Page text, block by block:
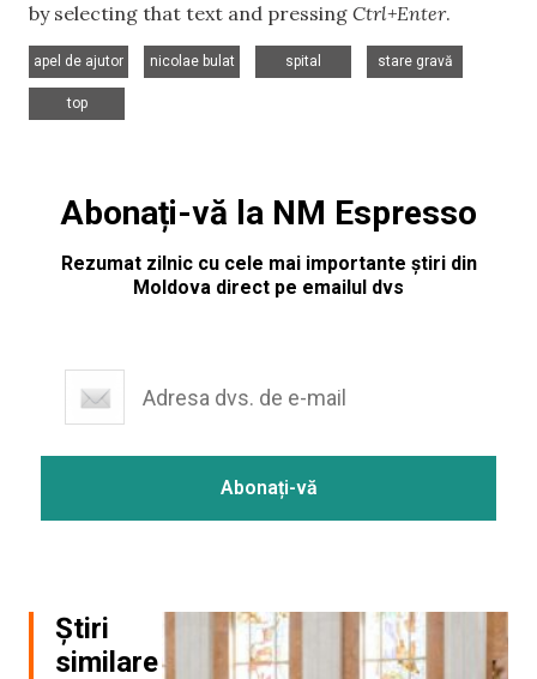
by selecting that text and pressing Ctrl+Enter.
apel de ajutor
nicolae bulat
spital
stare gravă
top
Abonați-vă la NM Espresso
Rezumat zilnic cu cele mai importante știri din
Moldova direct pe emailul dvs
Știri
similare